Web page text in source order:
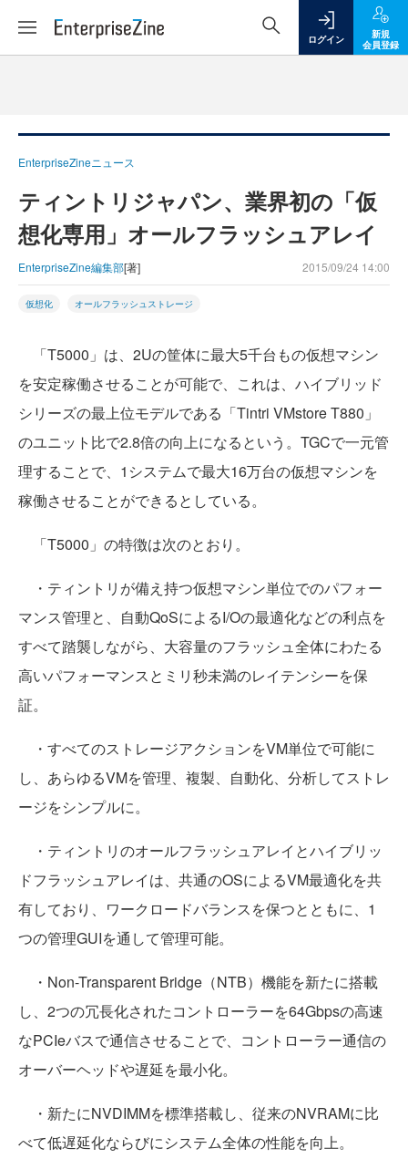
ログイン
新規
会員登録
EnterpriseZineニュース
ティントリジャパン、業界初の「仮
想化専用」オールフラッシュアレイ
EnterpriseZine編集部[著] 2015/09/24 14:00
仮想化 オールフラッシュストレージ
「T5000」は、2Uの筐体に最大5千台もの仮想マシン
を安定稼働させることが可能で、これは、ハイブリッド
シリーズの最上位モデルである「Tintri VMstore T880」
のユニット比で2.8倍の向上になるという。TGCで一元管
理することで、1システムで最大16万台の仮想マシンを
稼働させることができるとしている。
「T5000」の特徴は次のとおり。
・ティントリが備え持つ仮想マシン単位でのパフォー
マンス管理と、自動QoSによるI/Oの最適化などの利点を
すべて踏襲しながら、大容量のフラッシュ全体にわたる
高いパフォーマンスとミリ秒未満のレイテンシーを保
証。
・すべてのストレージアクションをVM単位で可能に
し、あらゆるVMを管理、複製、自動化、分析してストレ
ージをシンプルに。
・ティントリのオールフラッシュアレイとハイブリッ
ドフラッシュアレイは、共通のOSによるVM最適化を共
有しており、ワークロードバランスを保つとともに、1
つの管理GUIを通して管理可能。
・Non-Transparent Bridge（NTB）機能を新たに搭載
し、2つの冗長化されたコントローラーを64Gbpsの高速
なPCIeバスで通信させることで、コントローラー通信の
オーバーヘッドや遅延を最小化。
・新たにNVDIMMを標準搭載し、従来のNVRAMに比
べて低遅延化ならびにシステム全体の性能を向上。